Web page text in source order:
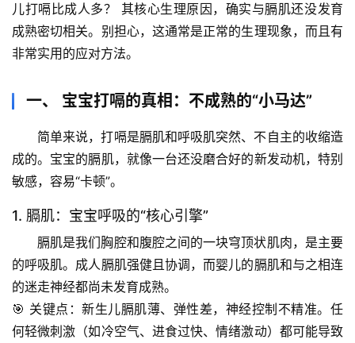
儿打嗝比成人多？
其核心生理原因，确实与膈肌还没发育
成熟密切相关。别担心，这通常是正常的生理现象，而且有
非常实用的应对方法。
一、 宝宝打嗝的真相：不成熟的“小马达”
简单来说，打嗝是膈肌和呼吸肌突然、不自主的收缩造
成的。宝宝的膈肌，就像一台还没磨合好的新发动机，特别
敏感，容易“卡顿”。
1. 膈肌：宝宝呼吸的“核心引擎”
膈肌是我们胸腔和腹腔之间的一块穹顶状肌肉，是主要
的呼吸肌。成人膈肌强健且协调，而婴儿的膈肌和与之相连
的迷走神经都尚未发育成熟。
🎯 关键点 ：新生儿膈肌薄、弹性差，神经控制不精准。任
何轻微刺激（如冷空气、进食过快、情绪激动）都可能导致